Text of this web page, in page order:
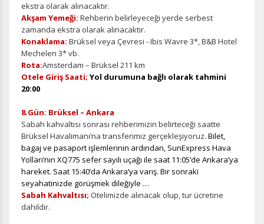
ekstra olarak alınacaktır.
Akşam Yemeği: Rehberin belirleyeceği yerde serbest
zamanda ekstra olarak alınacaktır.
Konaklama: Brüksel veya Çevresi - Ibis Wavre 3*, B&B Hotel
Mechelen 3* vb.
Rota:Amsterdam – Brüksel 211 km
Otele Giriş Saati; Yol durumuna bağlı olarak tahmini
20:00
8.Gün: Brüksel – Ankara
Sabah kahvaltısı sonrası rehberimizin belirteceği saatte
Brüksel Havalimanı’na transferimiz gerçekleşiyoruz. Bilet,
bagaj ve pasaport işlemlerinin ardından, SunExpress Hava
Yolları’nın XQ775 sefer sayılı uçağı ile saat 11:05’de Ankara’ya
hareket. Saat 15:40’da Ankara’ya varış. Bir sonraki
seyahatinizde görüşmek dileğiyle …
Sabah Kahvaltısı; Otelimizde alınacak olup, tur ücretine
dahildir.